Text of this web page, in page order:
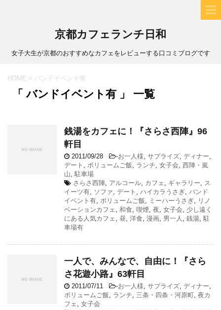
京都カフェランチ日和
女子大生が京都のおすすめなカフェをレビューする口コミブログです
HOME > バンドイベント有
「 バンドイベント有 」 一覧
銭湯をカフェに！『さらさ西陣』96
軒目
2011/09/28 -お一人様, サプライズ, ディナー,
デート , ボリュームご飯, ランチ, 女子会, 西陣・嵐
山, 駐車場
さらさ西陣, アルコール, カフェ , ギャラリー, ス
イーツ有, ソファ, デート , ハイカラうさぎ, バンド
イベント有, ボリュームご飯, ミーハーうさぎ, リノ
ベーションカフェ , 和食, 喫煙, 夜, 女子会, 少し遠く
にある人気カフェ , 昼, 洋食, 漫画, 男一人 , 銭湯, 駐
車場有
一人で、みんなで、自由に！『さら
さ花遊小路』63軒目
2011/07/11 -お一人様, サプライズ, ディナー,
ボリュームご飯, ランチ, 三条・四条・河原町, 夜カ
フェ , 女子会